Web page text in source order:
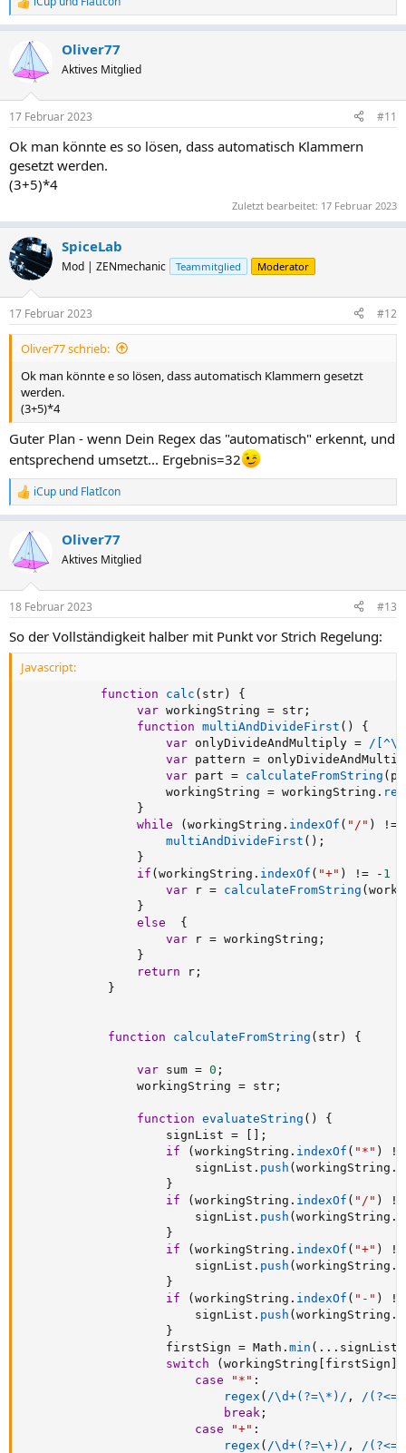
R
e
t
i
n
e
n
:
Oliver77
Aktives Mitglied
17 Februar 2023 #11
Ok man könnte es so lösen, dass automatisch Klammern
gesetzt werden.
(3+5)*4
Zuletzt bearbeitet: 17 Februar 2023
SpiceLab
Mod | ZENmechanic Teammitglied Moderator
17 Februar 2023 #12
Oliver77 schrieb:
Ok man könnte e so lösen, dass automatisch Klammern gesetzt
werden.
(3+5)*4
Guter Plan - wenn Dein Regex das "automatisch" erkennt, und
entsprechend umsetzt... Ergebnis=32
R
e
t
i
n
e
:
iCup und FlatIcon
Oliver77
Aktives Mitglied
18 Februar 2023 #13
So der Vollständigkeit halber mit Punkt vor Strich Regelung:
Javascript:
function calc ( str )
{
var workingString = str ;
function multiAndDivideFirst ( )
{
var onlyDivideAndMultiply = /[^\-
var pattern =
var part = calculateFromString (
                    workingString
= workingString .
}
while
( workingString . indexOf ( "/" ) !=
multiAndDivideFirst ( ) ;
}
if ( workingString . indexOf ( "+" ) != - 1
var r = calculateFromString (
}
else
{
var r = workingString ;
}
return r ;
}
function calculateFromString ( str ) {
var sum = 0 ;
                workingString
= str ;
function evaluateString ( )
{
                    signList
=
;
if
( workingString . indexOf ( "*" )
!=
                        signList
. push ( workingString .
}
if
( workingString . indexOf ( "/" )
!=
                        signList
. push ( workingString .
}
if
( workingString . indexOf ( "+" )
!=
                        signList
. push ( workingString .
}
if
( workingString . indexOf ( "-" )
!=
                        signList
. push ( workingString .
}
                    firstSign
= Math . min ( ... signList
switch
( workingString firstSign
case
"*" :
regex ( /\d+(?=\*)/ ,
/
break ;
case
"+" :
regex ( /\d+(?=\+)/ ,
/